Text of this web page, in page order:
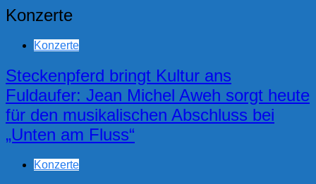
Konzerte
Konzerte
Steckenpferd bringt Kultur ans
Fuldaufer: Jean Michel Aweh sorgt heute
für den musikalischen Abschluss bei
„Unten am Fluss“
Konzerte